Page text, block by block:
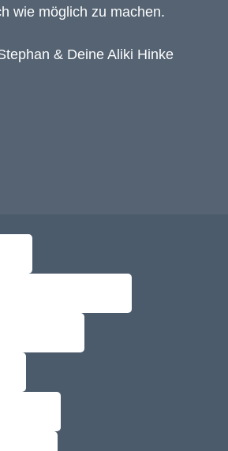
wie möglich zu machen.
& Deine Aliki Hinke